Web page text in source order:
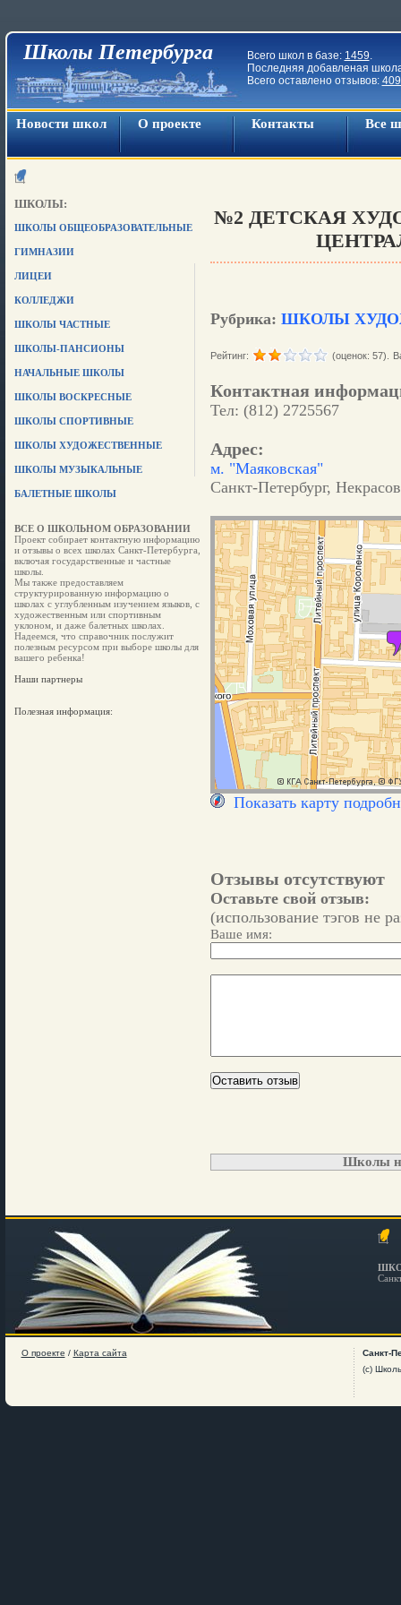
Школы Петербурга Всего школ в базе: 1459.
Последняя добавленая
Всего оставлено отзывов:
Новости школ О проекте Контакты Все
ШКОЛЫ:
ШКОЛЫ ОБЩЕОБРАЗОВАТЕЛЬНЫЕ
ГИМНАЗИИ
ЛИЦЕИ
КОЛЛЕДЖИ
ШКОЛЫ ЧАСТНЫЕ
ШКОЛЫ-ПАНСИОНЫ
НАЧАЛЬНЫЕ ШКОЛЫ
ШКОЛЫ ВОСКРЕСНЫЕ
ШКОЛЫ СПОРТИВНЫЕ
ШКОЛЫ ХУДОЖЕСТВЕННЫЕ
ШКОЛЫ МУЗЫКАЛЬНЫЕ
БАЛЕТНЫЕ ШКОЛЫ
ВСЕ О ШКОЛЬНОМ ОБРАЗОВАНИИ
Проект собирает контактную информацию
и отзывы о всех школах Санкт-Петербурга,
включая государственные и частные
школы.
Мы также предоставляем
структурированную информацию о
школах с углубленным изучением языков, с
художественным или спортивным
уклоном, и даже балетных школах.
Надеемся, что справочник послужит
полезным ресурсом при выборе школы для
вашего ребенка!
Наши партнеры
Полезная информация:
№2 ДЕТСКАЯ
Рубрика: ШКОЛЫ
Рейтинг: (оценок: 57).
Контактная
Тел: (812) 2725567
Адрес:
м. "Маяковская"
Санкт-Петербург,
Показать карту
Отзывы отсутствуют
Оставьте свой отзыв:
(использование тэгов не
Ваше имя:
Школы
О проекте / Карта сайта
Санкт-
(c)